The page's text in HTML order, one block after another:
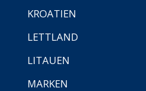
KROATIEN
LETTLAND
LITAUEN
MARKEN